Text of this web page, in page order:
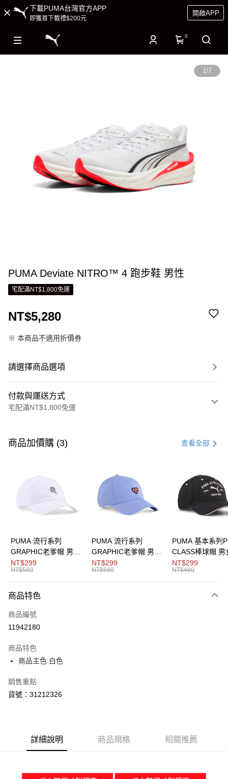
下載PUMA台灣官方APP
即獲首下載禮$200元
開啟APP
0
1/7
PUMA Deviate NITRO™ 4 跑步鞋 男性
宅配滿NT$1,800免運
NT$5,280
※ 本商品不適用折價券
請選擇商品選項
付款與運送方式
宅配滿NT$1,800免運
信用卡一次付款
Apple Pay
Google Pay
運送方式
每筆NT$150，滿NT$1,800(含以上)免運費
商品加價購 (3) 查看全部
PUMA 流行系列
GRAPHIC老爹帽 男女
共同
NT$299
NT$580
PUMA 流行系列
GRAPHIC老爹帽 男女
共同
NT$299
NT$580
PUMA 基本系列
CLASS棒球帽 男
同
NT$299
NT$480
商品特色
商品編號
11942180
商品特色
商品主色:白色
銷售重點
貨號：31212326
詳細說明 商品規格 相關推薦